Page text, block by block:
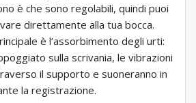
è che sono regolabili, quindi puoi
direttamente alla tua bocca.
è l’assorbimento degli urti:
sulla scrivania, le vibrazioni
il supporto e suoneranno in
la registrazione.